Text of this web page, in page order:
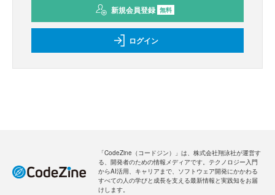
新規会員登録 無料
ログイン
「CodeZine（コードジン）」は、株式会社翔泳社が運営す
る、開発者のための情報メディアです。テクノロジー入門
からAI活用、キャリアまで、ソフトウェア開発にかかわる
すべての人の学びと成長を支える最新情報と実践知をお届
けします。